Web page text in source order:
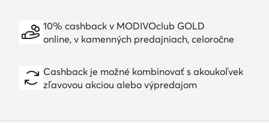
10% cashback v MODIVOclub GOLD
online, v kamenných predajniach, celoročne
Cashback je možné kombinovať s akoukoľvek
zľavovou akciou alebo výpredajom